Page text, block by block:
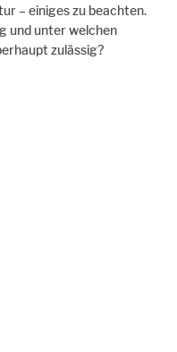
– einiges zu beachten.
und unter welchen
zulässig?